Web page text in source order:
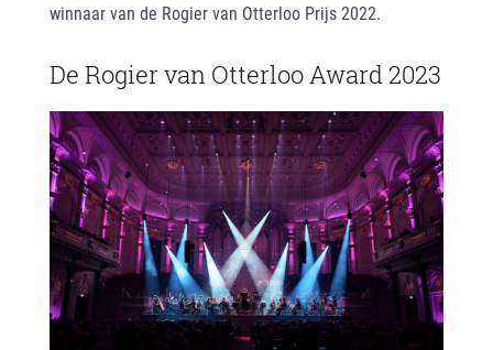
winnaar van de Rogier van Otterloo Prijs 2022.
De Rogier van Otterloo Award 2023